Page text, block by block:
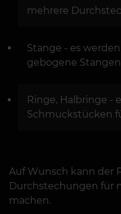
mehrere
Stange - es
gebogene
Ringe, Halbringe -
Schmuckstücken
Auf Wunsch kann der
Durchstechungen für
machen.